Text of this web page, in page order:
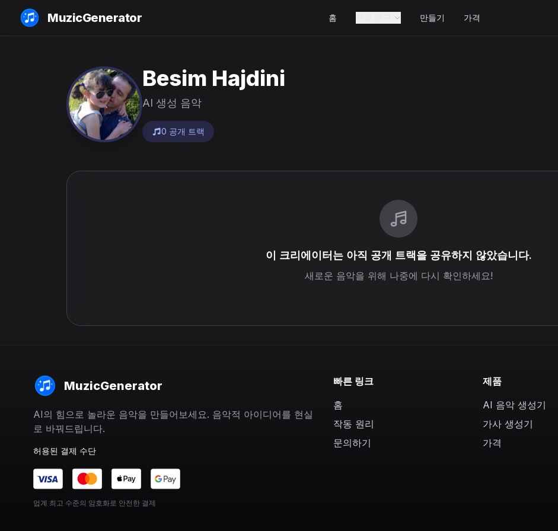
MuzicGenerator 홈 만들기 가격
Besim Hajdini
AI 생성 음악
0 공개 트랙
이 크리에이터는 아직 공개 트랙을 공유하지 않았습니다.
새로운 음악을 위해 나중에 다시 확인하세요!
MuzicGenerator
AI의 힘으로 놀라운 음악을 만들어보세요. 음악적 아이디어를 현실
로 바꿔드립니다.
허용된 결제 수단
업계 최고 수준의 암호화로 안전한 결제
빠른 링크
홈
작동 원리
문의하기
제품
AI 음악 생성기
가사 생성기
가격